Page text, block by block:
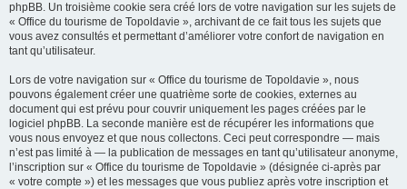
phpBB. Un troisième cookie sera créé lors de votre navigation sur les sujets de
« Office du tourisme de Topoldavie », archivant de ce fait tous les sujets que
vous avez consultés et permettant d’améliorer votre confort de navigation en
tant qu’utilisateur.
Lors de votre navigation sur « Office du tourisme de Topoldavie », nous
pouvons également créer une quatrième sorte de cookies, externes au
document qui est prévu pour couvrir uniquement les pages créées par le
logiciel phpBB. La seconde manière est de récupérer les informations que
vous nous envoyez et que nous collectons. Ceci peut correspondre — mais
n’est pas limité à — la publication de messages en tant qu’utilisateur anonyme,
l’inscription sur « Office du tourisme de Topoldavie » (désignée ci-après par
« votre compte ») et les messages que vous publiez après votre inscription et